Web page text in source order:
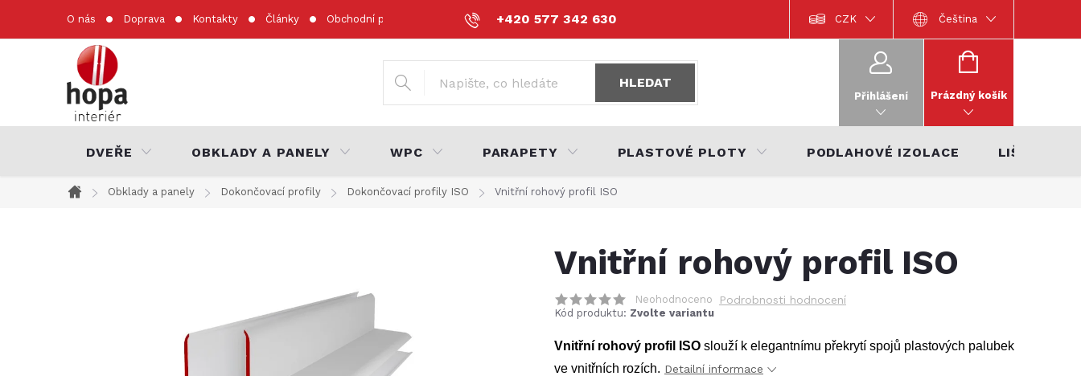
+420 577 342 630
O nás Doprava Kontakty Články Obchodní podmínky Podmínky ochrany osobních údajů Dokumentace k výrobkům Katalog interiérů 2022
CZK Čeština
HLEDAT
Přihlášení
NÁKUPNÍ
Prázdný košík
DVEŘE OBKLADY A PANELY WPC PARAPETY PLASTOVÉ PLOTY PODLAHOVÉ IZOLACE LIŠTY
Domů
Obklady a panely Dokončovací profily Dokončovací profily ISO Vnitřní rohový profil ISO
Vnitřní rohový profil ISO
Neohodnoceno Podrobnosti hodnocení
Kód produktu: Zvolte variantu
Vnitřní rohový profil ISO slouží k elegantnímu překrytí spojů plastových palubek
ve vnitřních rozích. Detailní informace